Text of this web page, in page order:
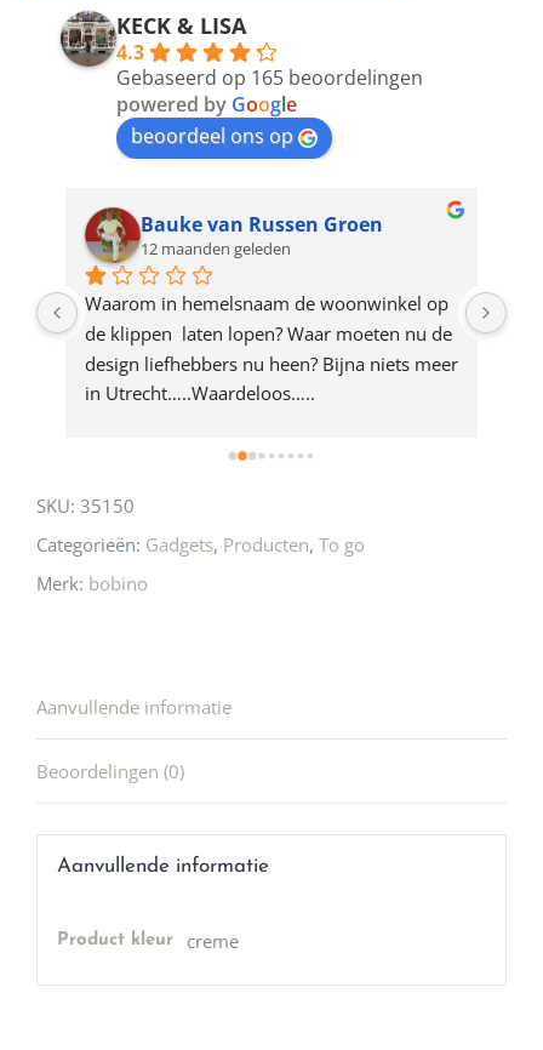
address
product
KECK & LISA
4.3
Gebaseerd op 165 beoordelingen
powered by Google
beoordeel ons op
Bauke van Russen Groen
12 maanden geleden
Waarom in hemelsnaam de woonwinkel op
de klippen  laten lopen? Waar moeten nu de
design liefhebbers nu heen? Bijna niets meer
in Utrecht…..Waardeloos…..
SKU: 35150
Categorieën: Gadgets, Producten, To go
Merk: bobino
Aanvullende informatie
Beoordelingen (0)
Aanvullende informatie
Product kleur creme